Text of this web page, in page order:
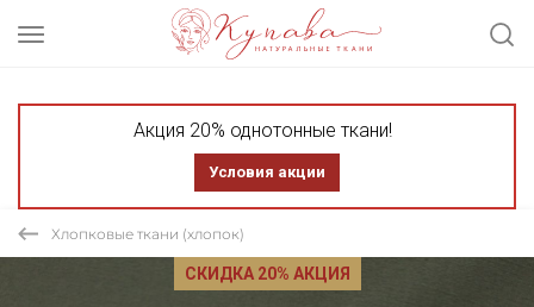
Акция 20% однотонные ткани!
Условия акции
Хлопковые ткани (хлопок)
СКИДКА 20% АКЦИЯ